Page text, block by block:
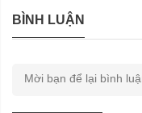
BÌNH LUẬN